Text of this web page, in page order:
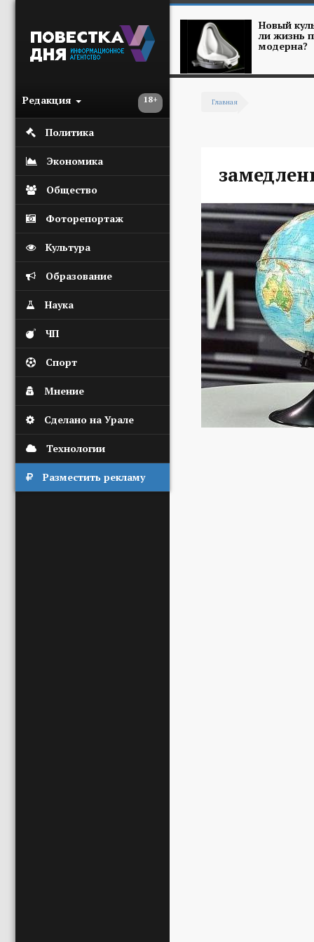
18+
Редакция
Политика
Экономика
Общество
Фоторепортаж
Культура
Образование
Наука
ЧП
Спорт
Мнение
Сделано на Урале
Технологии
Разместить рекламу
Новый
ли жизнь
модерна?
Главная